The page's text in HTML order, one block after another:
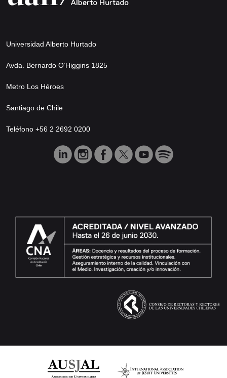
Universidad Alberto Hurtado
Avda. Bernardo O’Higgins 1825
Metro Los Héroes
Santiago de Chile
Teléfono +56 2 2692 0200